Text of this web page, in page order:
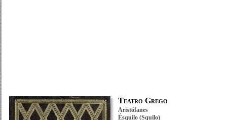
Teatro Grego
Aristófanes
Ésquilo (Squilo)